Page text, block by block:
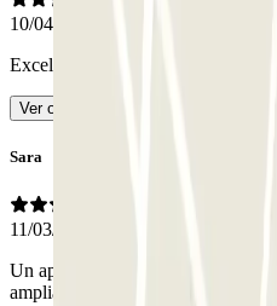
10/04/2026
Excelente
Ver original
Sara
11/03/2026
Un aparcamiento nuevo de muy
amplias. Todo perfecto.